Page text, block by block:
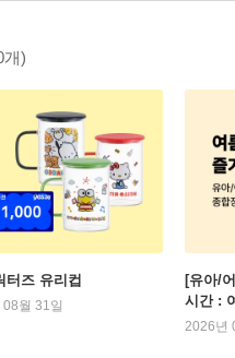
개)
터즈 유리컵
월 31일
[유아/
시간 :
2026년